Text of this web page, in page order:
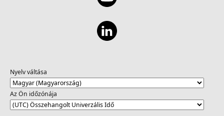
Nyelv váltása
Az Ön időzónája